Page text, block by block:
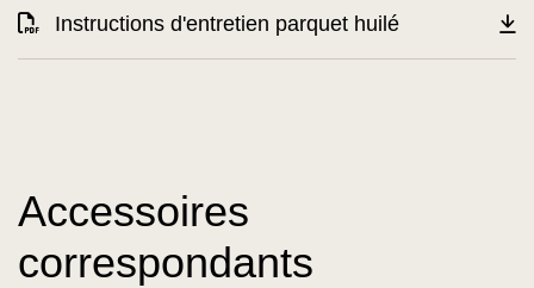
Instructions d'entretien parquet huilé
Accessoires
correspondants